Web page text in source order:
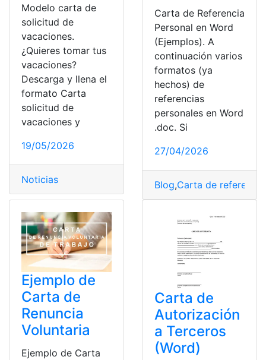
Modelo carta de
solicitud de
vacaciones.
¿Quieres tomar tus
vacaciones?
Descarga y llena el
formato Carta
solicitud de
vacaciones y
19/05/2026
Noticias
Carta de Referencia
Personal en Word
(Ejemplos). A
continuación varios
formatos (ya
hechos) de
referencias
personales en Word
.doc. Si
27/04/2026
Blog,Carta de referencia
Ejemplo de
Carta de
Renuncia
Voluntaria
Ejemplo de Carta
Carta de
Autorización
a Terceros
(Word)